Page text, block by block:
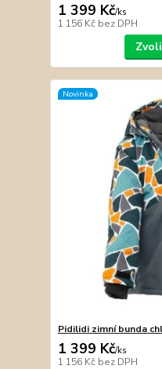
1 399 Kč/ks
1 156 Kč bez DPH
Novinka
Pidilidi zimní bunda
1 399 Kč/ks
1 156 Kč bez DPH